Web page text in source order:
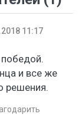
11:17
и все же
решения.